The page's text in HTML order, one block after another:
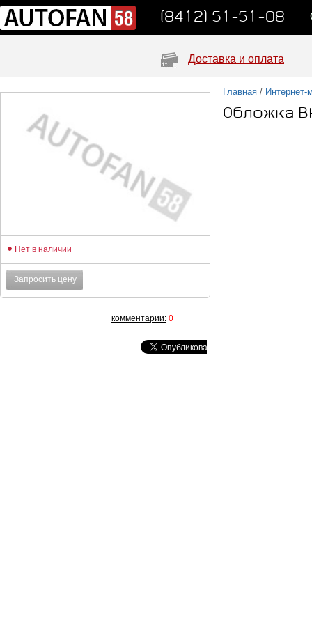
(8412) 51-51-08
Доставка и оплата
Главная / Интернет-
Обложка
Нет в наличии
Запросить цену
комментарии: 0